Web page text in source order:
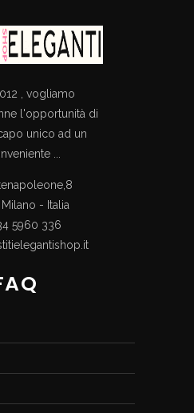
, vogliamo
l'opportunità di
unico ad un
...
Milano - Italia
5960 336